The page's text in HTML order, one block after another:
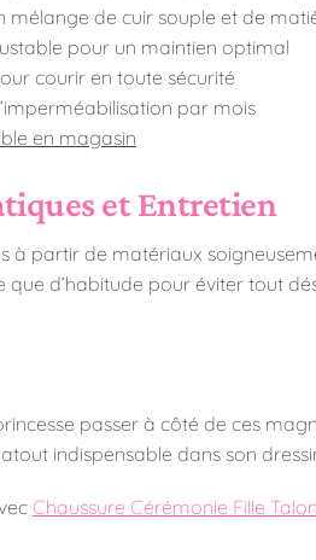
mélange de cuir souple et de
pour un maintien optimal
courir en toute sécurité
par mois
en magasin
et Entretien
à partir de matériaux
que d’habitude pour éviter tout
passer à côté de ces
indispensable dans son
Chaussure Cérémonie Fille Talon